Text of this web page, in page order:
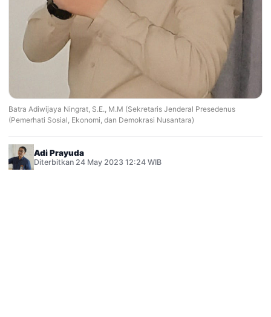
Batra Adiwijaya Ningrat, S.E., M.M (Sekretaris Jenderal Presedenus
(Pemerhati Sosial, Ekonomi, dan Demokrasi Nusantara)
Adi Prayuda
Diterbitkan 24 May 2023 12:24 WIB